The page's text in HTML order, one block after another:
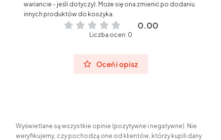
wariancie - jeśli dotyczy). Może się ona zmienić po dodaniu
innych produktów do koszyka.
0.00
Liczba ocen: 0
Oceń i opisz
Wyświetlane są wszystkie opinie (pozytywne i negatywne). Nie
weryfikujemy, czy pochodzą one od klientów, którzy kupili dany